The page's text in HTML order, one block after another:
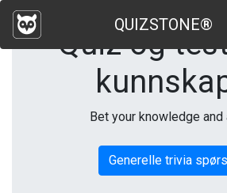
QUIZSTONE®
Quiz og
Bet your knowledge and
Generelle trivia